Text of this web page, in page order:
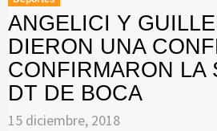
ANGELICI Y
DIERON UNA
CONFIRMARON LA
DT DE BOCA
15 diciembre, 2018